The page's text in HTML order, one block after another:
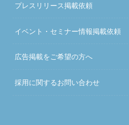
プレスリリース掲載依頼
イベント・セミナー情報掲載依頼
広告掲載をご希望の方へ
採用に関するお問い合わせ